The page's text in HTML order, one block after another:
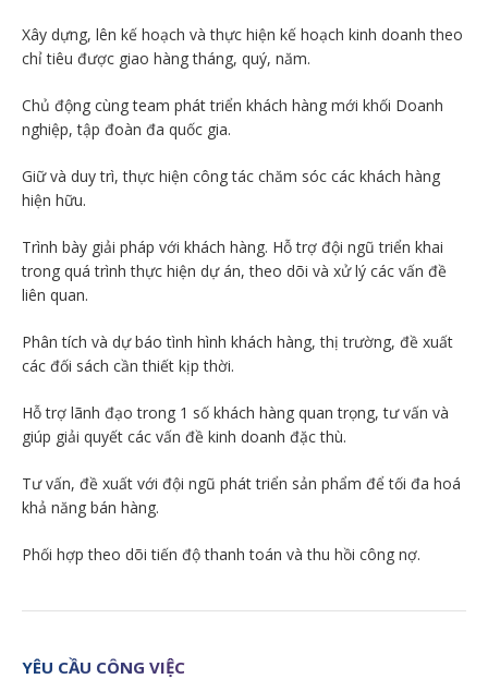
Xây dựng, lên kế hoạch và thực hiện kế hoạch kinh doanh theo
chỉ tiêu được giao hàng tháng, quý, năm.
Chủ động cùng team phát triển khách hàng mới khối Doanh
nghiệp, tập đoàn đa quốc gia.
Giữ và duy trì, thực hiện công tác chăm sóc các khách hàng
hiện hữu.
Trình bày giải pháp với khách hàng. Hỗ trợ đội ngũ triển khai
trong quá trình thực hiện dự án, theo dõi và xử lý các vấn đề
liên quan.
Phân tích và dự báo tình hình khách hàng, thị trường, đề xuất
các đối sách cần thiết kịp thời.
Hỗ trợ lãnh đạo trong 1 số khách hàng quan trọng, tư vấn và
giúp giải quyết các vấn đề kinh doanh đặc thù.
Tư vấn, đề xuất với đội ngũ phát triển sản phẩm để tối đa hoá
khả năng bán hàng.
Phối hợp theo dõi tiến độ thanh toán và thu hồi công nợ.
YÊU CẦU CÔNG VIỆC